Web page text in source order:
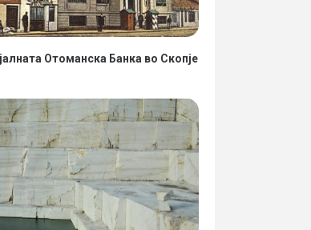
Отоманска Банка во Скопје